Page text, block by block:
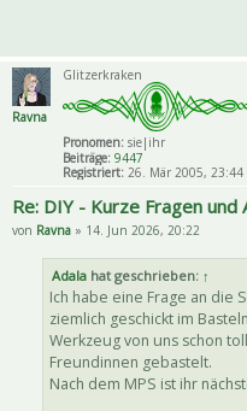
Ravna
Glitzerkraken
Pronomen: sie|ihr
Beiträge: 9447
Registriert: 26. Mär 2005, 23:44
Re: DIY - Kurze Fragen
von Ravna » 14. Jun 2026, 20:22
Adala hat geschrieben: ↑
Ich habe eine Frage an die
ziemlich geschickt im
Werkzeug von uns schon
Freundinnen gebastelt.
Nach dem MPS ist ihr